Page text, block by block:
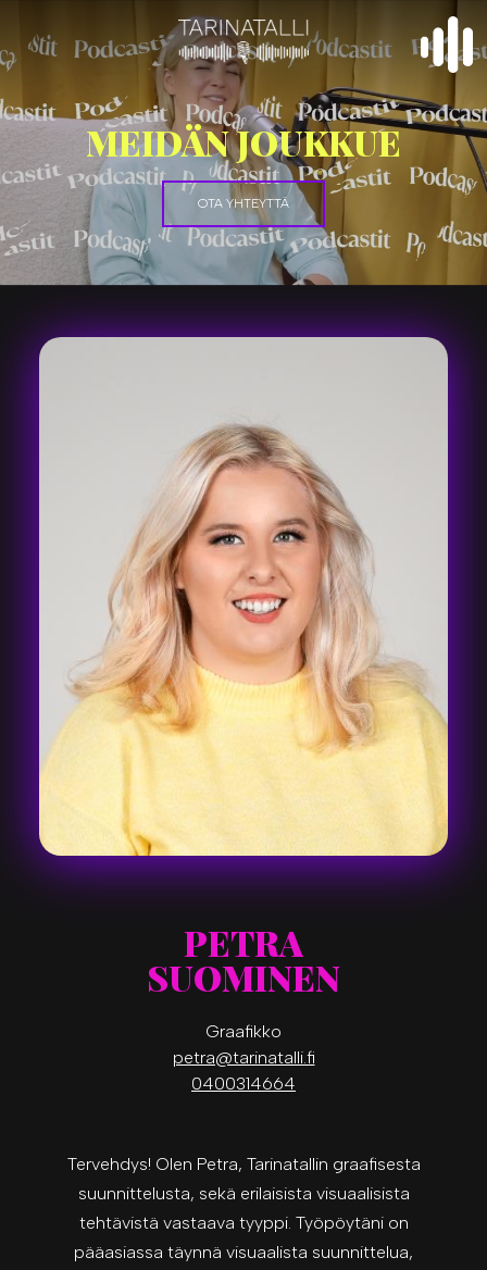
MEIDÄN JOUKKUE
OTA YHTEYTTÄ
PETRA
SUOMINEN
Graafikko
petra@tarinatalli.fi
0400314664
Tervehdys! Olen Petra, Tarinatallin graafisesta
suunnittelusta, sekä erilaisista visuaalisista
tehtävistä vastaava tyyppi. Työpöytäni on
pääasiassa täynnä visuaalista suunnittelua,